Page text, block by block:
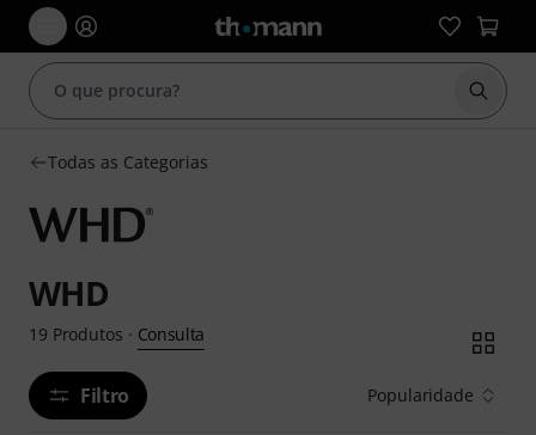
Iniciar
Todas as Categorias
WHD
19 Produtos · Consulta
Filtro Popularidade